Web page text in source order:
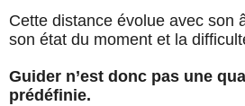
Cette distance évolue avec son
son état du moment et la
Guider n’est donc pas une
prédéfinie.